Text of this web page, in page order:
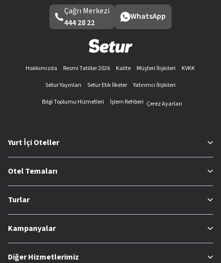
Çağrı Merkezi
444 28 22
WhatsApp
Hakkımızda Resmi Tatiller 2026 Kalite Müşteri İlişkileri
KVKK
Setur Yayınları
Setur Etik İlkeler
Yatırımcı İlişkileri
Bilgi Toplumu Hizmetleri
İşlem Rehberi Çerez Ayarları
Yurt İçi Oteller
Otel Temaları
Turlar
Kampanyalar
Diğer Hizmetlerimiz